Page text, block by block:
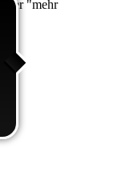
"mehr